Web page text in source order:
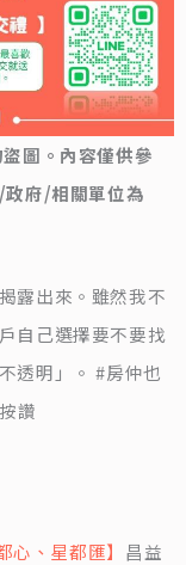
圖。內容僅供參
府/相關單位為
露出來。雖然我不
自己選擇要不要找
透明」。 #房仲也
按讚
、星都匯】 昌益